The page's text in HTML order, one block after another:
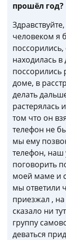
прошёл год?
человеком я
находилась
поссорились
доме, в
делать
растерялась
том что он
телефон не
мы ему
телефон, наш
поговорить
моей маме и
мы ответили
приезжал ,
сказало ни
группу
деваться